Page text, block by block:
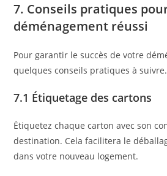
7. Conseils pratiques
déménagement réussi
Pour garantir le succès de votre
quelques conseils pratiques à suivre.
7.1 Étiquetage des cartons
Étiquetez chaque carton avec son
destination. Cela facilitera le
dans votre nouveau logement.